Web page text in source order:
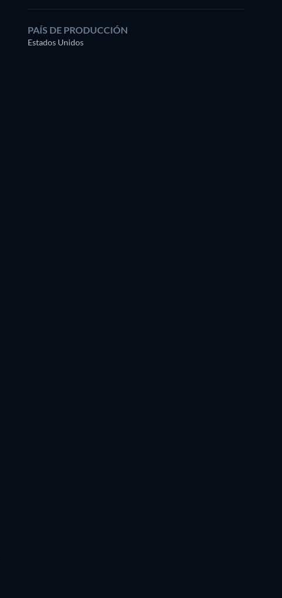
PAÍS DE PRODUCCIÓN
Estados Unidos